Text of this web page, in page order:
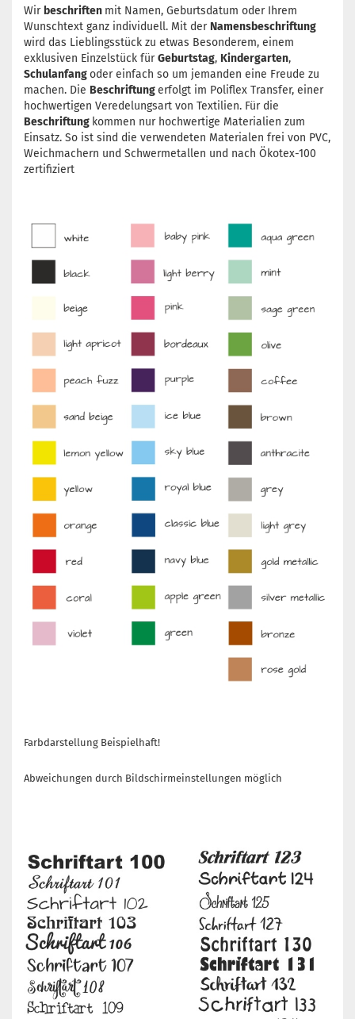
Wir beschriften mit Namen, Geburtsdatum oder Ihrem
Wunschtext ganz individuell. Mit der Namensbeschriftung
wird das Lieblingsstück zu etwas Besonderem, einem
exklusiven Einzelstück fürGeburtstag, Kindergarten,
Schulanfangoder einfach so um jemanden eine Freude zu
machen. Die Beschriftungerfolgt im Poliflex Transfer, einer
hochwertigen Veredelungsart von Textilien. Für die
Beschriftung kommen nur hochwertige Materialien zum
Einsatz. So ist sind die verwendeten Materialen frei von PVC,
Weichmachern und Schwermetallen und nach Ökotex-100
zertifiziert
Farbdarstellung Beispielhaft!
Abweichungen durch Bildschirmeinstellungen möglich